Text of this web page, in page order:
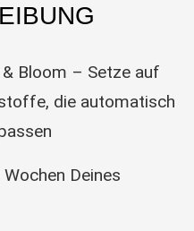
Bloom – Setze auf
die automatisch
Deines